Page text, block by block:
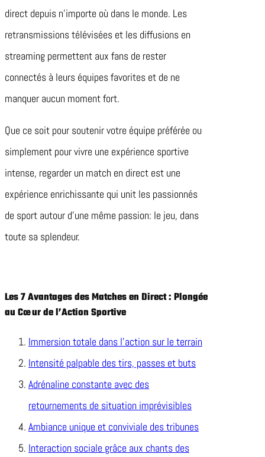
direct depuis n’importe où dans le monde. Les
retransmissions télévisées et les diffusions en
streaming permettent aux fans de rester
connectés à leurs équipes favorites et de ne
manquer aucun moment fort.
Que ce soit pour soutenir votre équipe préférée ou
simplement pour vivre une expérience sportive
intense, regarder un match en direct est une
expérience enrichissante qui unit les passionnés
de sport autour d’une même passion: le jeu, dans
toute sa splendeur.
Les 7 Avantages des Matches en Direct : Plongée
au Cœur de l’Action Sportive
Immersion totale dans l’action sur le terrain
Intensité palpable des tirs, passes et buts
Adrénaline constante avec des
retournements de situation imprévisibles
Ambiance unique et conviviale des tribunes
Interaction sociale grâce aux chants des